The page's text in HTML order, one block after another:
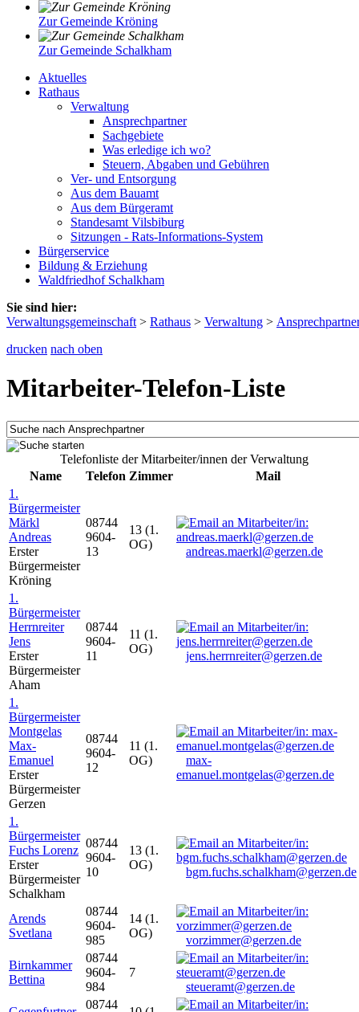
Zur Gemeinde Kröning
Zur Gemeinde Schalkham
Aktuelles
Rathaus
Verwaltung
Ansprechpartner
Sachgebiete
Was erledige ich wo?
Steuern, Abgaben und Gebühren
Ver- und Entsorgung
Aus dem Bauamt
Aus dem Bürgeramt
Standesamt Vilsbiburg
Sitzungen - Rats-Informations-System
Bürgerservice
Bildung & Erziehung
Waldfriedhof Schalkham
Sie sind hier:
Verwaltungsgemeinschaft > Rathaus > Verwaltung >
drucken nach oben
Mitarbeiter-Telefon-Liste
Telefonliste der Mitarbeiter/innen der Verwaltung
Name
Telefon Zimmer
Mail
1.
Bürgermeister
Märkl
Andreas
Erster
Bürgermeister
Kröning
08744
9604-
13
13 (1.
OG)
andreas.maerkl@gerzen.de
1.
Bürgermeister
Herrnreiter
Jens
Erster
Bürgermeister
Aham
08744
9604-
11
11 (1.
OG)
jens.herrnreiter@gerzen.de
1.
Bürgermeister
Montgelas
Max-
Emanuel
Erster
Bürgermeister
Gerzen
08744
9604-
12
11 (1.
OG)
max-
emanuel.montgelas@gerzen.de
1.
Bürgermeister
Fuchs Lorenz
Erster
Bürgermeister
Schalkham
08744
9604-
10
13 (1.
OG)
bgm.fuchs.schalkham@gerzen.de
Arends
Svetlana
08744
9604-
985
14 (1.
OG)
vorzimmer@gerzen.de
Birnkammer
Bettina
08744
9604-
984
7
steueramt@gerzen.de
08744